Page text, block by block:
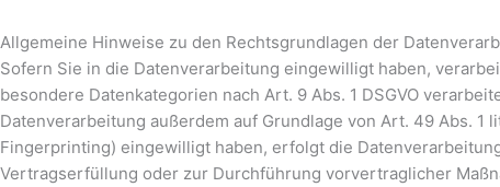
Allgemeine Hinweise zu den Rechtsgrundlagen der
Sofern Sie in die Datenverarbeitung eingewilligt haben,
besondere Datenkategorien nach Art. 9 Abs. 1 DSGVO
Datenverarbeitung außerdem auf Grundlage von Art. 49 Abs. 1
Fingerprinting) eingewilligt haben, erfolgt die
Vertragserfüllung oder zur Durchführung vorvertraglicher